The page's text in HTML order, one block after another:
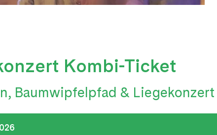
Kombi-Ticket
Baumwipfelpfad & Liegekonzert